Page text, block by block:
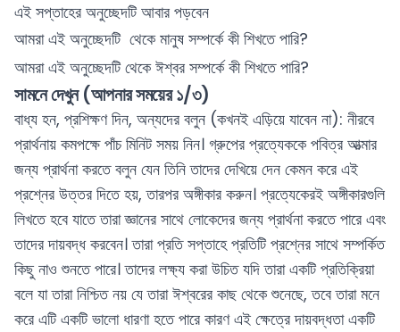
এই সপ্তাহের অনুচ্ছেদটি আবার পড়বেন
আমরা এই অনুচ্ছেদটি থেকে মানুষ সম্পর্কে কী শিখতে পারি?
আমরা এই অনুচ্ছেদটি থেকে ঈশ্বর সম্পর্কে কী শিখতে পারি?
সামনে দেখুন (আপনার সময়ের ১/৩)
বাধ্য হন, প্রশিক্ষণ দিন, অন্যদের বলুন (কখনই এড়িয়ে যাবেন না): নীরবে
প্রার্থনায় কমপক্ষে পাঁচ মিনিট সময় নিন। গ্রুপের প্রত্যেককে পবিত্র আত্মার
জন্য প্রার্থনা করতে বলুন যেন তিনি তাদের দেখিয়ে দেন কেমন করে এই
প্রশ্নের উত্তর দিতে হয়, তারপর অঙ্গীকার করুন। প্রত্যেকেরই অঙ্গীকারগুলি
লিখতে হবে যাতে তারা জ্ঞানের সাথে লোকেদের জন্য প্রার্থনা করতে পারে এবং
তাদের দায়বদ্ধ করবেন। তারা প্রতি সপ্তাহে প্রতিটি প্রশ্নের সাথে সম্পর্কিত
কিছু নাও শুনতে পারে। তাদের লক্ষ্য করা উচিত যদি তারা একটি প্রতিক্রিয়া
বলে যা তারা নিশ্চিত নয় যে তারা ঈশ্বরের কাছ থেকে শুনেছে, তবে তারা মনে
করে এটি একটি ভালো ধারণা হতে পারে কারণ এই ক্ষেত্রে দায়বদ্ধতা একটি